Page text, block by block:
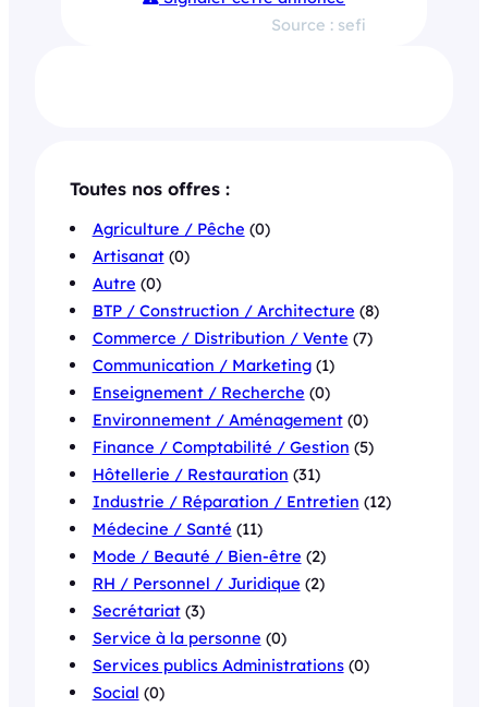
Source : sefi
Toutes nos offres :
Agriculture / Pêche (0)
Artisanat(0)
Autre (0)
BTP / Construction / Architecture (8)
Commerce / Distribution / Vente (7)
Communication / Marketing(1)
Enseignement / Recherche (0)
Environnement / Aménagement(0)
Finance / Comptabilité / Gestion (5)
Hôtellerie / Restauration (31)
Industrie / Réparation / Entretien (12)
Médecine / Santé (11)
Mode / Beauté / Bien-être (2)
RH / Personnel / Juridique (2)
Secrétariat(3)
Service à la personne (0)
Services publics Administrations(0)
Social (0)